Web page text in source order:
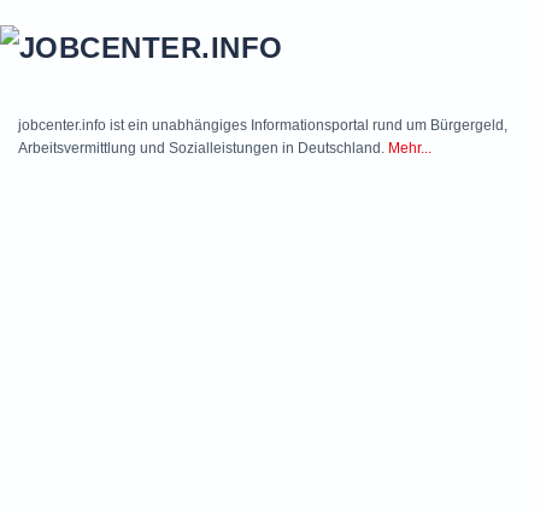
jobcenter.info ist ein unabhängiges Informationsportal rund um Bürgergeld,
Arbeitsvermittlung und Sozialleistungen in Deutschland. Mehr...